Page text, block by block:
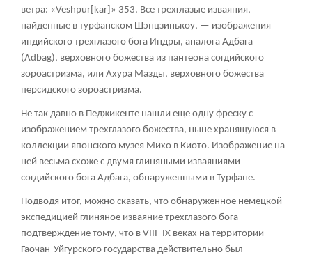
ветра: «Veshpur[kar]» 353. Все трехглазые изваяния,
найденные в турфанском Шэнцзинькоу, — изображения
индийского трехглазого бога Индры, аналога Адбага
(Adbag), верховного божества из пантеона согдийского
зороастризма, или Ахура Мазды, верховного божества
персидского зороастризма.
Не так давно в Педжикенте нашли еще одну фреску с
изображением трехглазого божества, ныне хранящуюся в
коллекции японского музея Михо в Киото. Изображение на
ней весьма схоже с двумя глиняными изваяниями
согдийского бога Адбага, обнаруженными в Турфане.
Подводя итог, можно сказать, что обнаруженное немецкой
экспедицией глиняное изваяние трехглазого бога —
подтверждение тому, что в VIII–IX веках на территории
Гаочан-Уйгурского государства действительно был